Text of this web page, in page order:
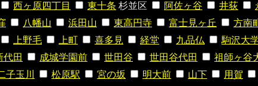
西ヶ原四丁目 東十条 杉並区 阿佐ヶ谷 井荻
八幡山 浜田山 東高円寺 富士見ヶ丘 方南
上野毛 上町 喜多見 経堂 九品仏 駒沢大
代田 成城学園前 世田谷 世田谷代田 祖師ヶ谷
子玉川 松原駅 宮の坂 明大前 山下 用賀